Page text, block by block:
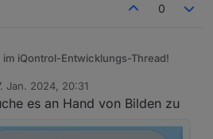
0
im iQontrol-Entwicklungs-Thread!
Visualisierungs-Adapter.
Thread
Jan. 2024, 20:31
von
es an Hand von Bilden zu